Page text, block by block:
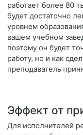
работает более 80
будет достаточно
уровнем
вашем учебном
поэтому он будет
работу, но и как
преподаватель
Эффект от
Для исполнителей